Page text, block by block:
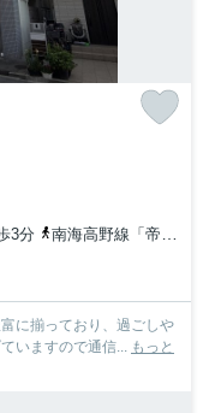
3分
南海高野線「帝塚山」駅 徒歩7分
に揃っており、過ごしや
いますので通信...
もっと